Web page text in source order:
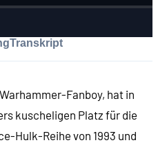
Transkript
Fanboy, hat in
kuscheligen Platz für die
Hulk-Reihe von 1993 und